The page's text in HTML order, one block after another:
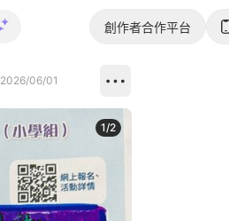
創作者合作平台
2026/06/01
1/2